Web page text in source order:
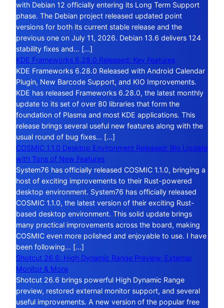
with Debian 12 officially entering its Long Term Support
phase. The Debian project released updated point
versions for both its current stable release and the
previous one on July 11, 2026. Debian 13.6 delivers 124
stability fixes and… […]
KDE Frameworks 6.28.0 Released: Key Features
KDE Frameworks 6.28.0 Released with Android Calendar
Plugin, New Barcode Support, and KIO Improvements.
KDE has released Frameworks 6.28.0, the latest monthly
update to its set of over 80 libraries that form the
foundation of Plasma and most KDE applications. This
release brings several useful new features along with the
usual round of bug fixes… […]
COSMIC 1.1.0 Desktop Environment Released: Big Update
with Tons of New Features
System76 has officially released COSMIC 1.1.0, bringing a
host of exciting improvements to their Rust-powered
desktop environment. System76 has officially released
COSMIC 1.1.0, the latest version of their exciting Rust-
based desktop environment. This solid update brings
many practical improvements across the board, making
COSMIC even more polished and enjoyable to use. I have
been following… […]
Shotcut 26.6: High Dynamic Range Preview, External
Monitor & More
Shotcut 26.6 brings powerful High Dynamic Range
preview, restored external monitor support, and several
useful improvements. A new version of the popular free